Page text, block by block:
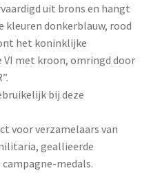
uit brons en hangt
kleuren donkerblauw, rood
het koninklijke
VI met kroon, omringd door
bij deze
voor verzamelaars van
geallieerde
medals.